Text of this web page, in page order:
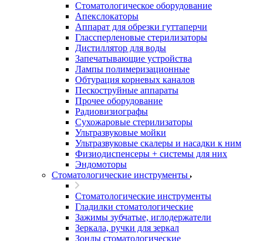
Стоматологическое оборудование
Апекслокаторы
Аппарат для обрезки гуттаперчи
Глассперленовые стерилизаторы
Дистиллятор для воды
Запечатывающие устройства
Лампы полимеризационные
Обтурация корневых каналов
Пескоструйные аппараты
Прочее оборудование
Радиовизиографы
Сухожаровые стерилизаторы
Ультразвуковые мойки
Ультразвуковые скалеры и насадки к ним
Физиодиспенсеры + системы для них
Эндомоторы
Стоматологические инструменты
Стоматологические инструменты
Гладилки стоматологические
Зажимы зубчатые, иглодержатели
Зеркала, ручки для зеркал
Зонды стоматологические